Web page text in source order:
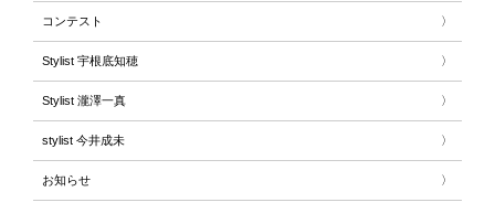
コンテスト
Stylist 宇根底知穂
Stylist 瀧澤一真
stylist 今井成未
お知らせ